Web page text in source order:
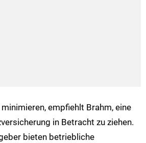
empfiehlt Brahm, eine
in Betracht zu ziehen.
bieten betriebliche